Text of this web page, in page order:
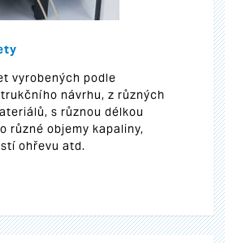
vyrobených podle
návrhu, z různých
s různou délkou
různé objemy kapaliny,
ohřevu atd.